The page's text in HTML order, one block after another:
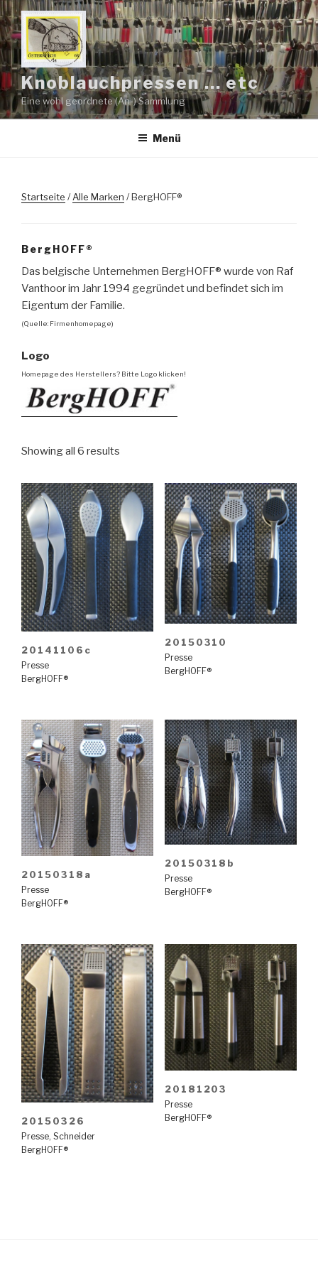
Zum
Inhalt
springen
Knoblauchpressen … etc
Eine wohl geordnete (An-) Sammlung
Menü
Startseite /Alle Marken / BergHOFF®
BergHOFF®
Das belgische Unternehmen BergHOFF® wurde von Raf
Vanthoor im Jahr 1994 gegründet und befindet sich im
Eigentum der Familie.
(Quelle: Firmenhomepage)
Logo
Homepage des Herstellers? Bitte Logo klicken!
Showing all 6 results
20141106c
Presse
BergHOFF®
20150310
Presse
BergHOFF®
20150318a
Presse
BergHOFF®
20150318b
Presse
BergHOFF®
20150326
Presse, Schneider
BergHOFF®
20181203
Presse
BergHOFF®